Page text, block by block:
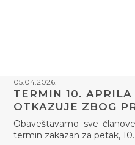
05.04.2026.
TERMIN 10. APRILA
OTKAZUJE ZBOG
Obaveštavamo sve
termin zakazan za petak,